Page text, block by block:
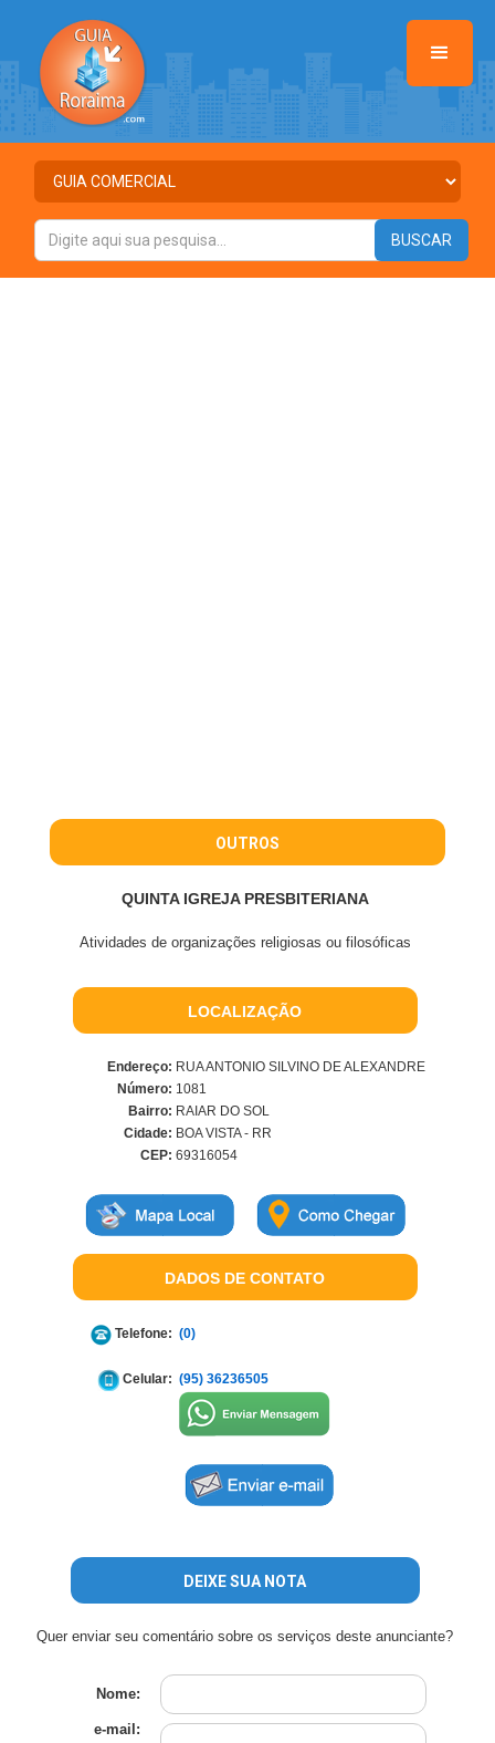
OUTROS
QUINTA IGREJA PRESBITERIANA
Atividades de organizações religiosas ou filosóficas
LOCALIZAÇÃO
Endereço: RUA ANTONIO SILVINO DE ALEXANDRE
Número: 1081
Bairro: RAIAR DO SOL
Cidade: BOA VISTA - RR
CEP: 69316054
DADOS DE CONTATO
Telefone: (0)
Celular: (95) 36236505
DEIXE SUA NOTA
Quer enviar seu comentário sobre os serviços deste anunciante?
Nome:
e-mail: